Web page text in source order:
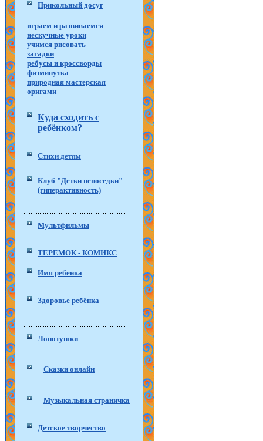
Прикольный досуг
играем и развиваемся
нескучные уроки
учимся рисовать
загадки
ребусы и кроссворды
физминутка
природная мастерская
оригами
Куда сходить с
ребёнком?
Стихи детям
Клуб "Детки непоседки"
(гиперактивность)
Мультфильмы
ТЕРЕМОК - КОМИКС
Имя ребенка
Здоровье ребёнка
Лопотушки
Сказки онлайн
Музыкальная страничка
Детское творчество